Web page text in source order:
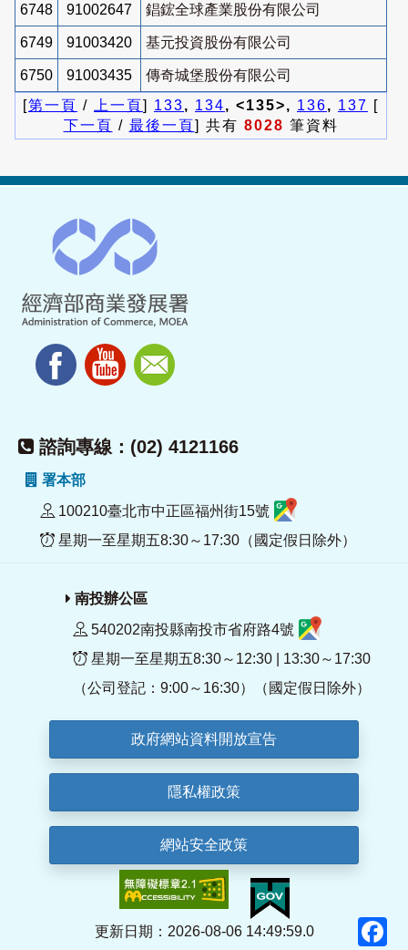
6748 91002647 錩鋐全球產業股份有限公司
6749 91003420 基元投資股份有限公司
6750 91003435
傳奇城堡股份有限公司
[第一頁 / 上一頁] 133, 134, <135>, 136, 137 [
下一頁 / 最後一頁] 共有 8028 筆資料
諮詢專線：(02) 4121166
署本部
100210臺北市中正區福州街15號
星期一至星期五8:30～17:30（國定假日除外）
南投辦公區
540202南投縣南投市省府路4號
星期一至星期五8:30～12:30 | 13:30～17:30
（公司登記：9:00～16:30）（國定假日除外）
政府網站資料開放宣告
隱私權政策
網站安全政策
更新日期：2026-08-06 14:49:59.0